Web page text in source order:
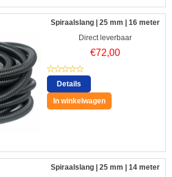
Spiraalslang | 25 mm | 16 meter
Direct leverbaar
€72,00
Details
In winkelwagen
Spiraalslang | 25 mm | 14 meter